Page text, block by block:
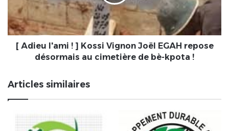
Vignon
Joël
EGAH
repose
de
bè-
[ Adieu l'ami ! ] Kossi Vignon Joël EGAH repose
désormais au cimetière de bè-kpota !
Articles similaires